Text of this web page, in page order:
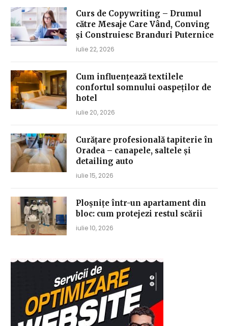
Curs de Copywriting – Drumul
către Mesaje Care Vând, Conving
și Construiesc Branduri Puternice
iulie 22, 2026
Cum influențează textilele
confortul somnului oaspeților de
hotel
iulie 20, 2026
Curățare profesională tapiterie în
Oradea – canapele, saltele și
detailing auto
iulie 15, 2026
Ploșnițe într-un apartament din
bloc: cum protejezi restul scării
iulie 10, 2026